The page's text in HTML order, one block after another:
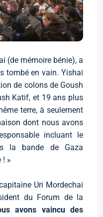
(de mémoire bénie), a
tombé en vain. Yishai
de colons de Goush
Katif, et 19 ans plus
terre, à seulement
dont nous avons
incluant le
la bande de Gaza
! »
Uri Mordechai
du Forum de la
avons vaincu des